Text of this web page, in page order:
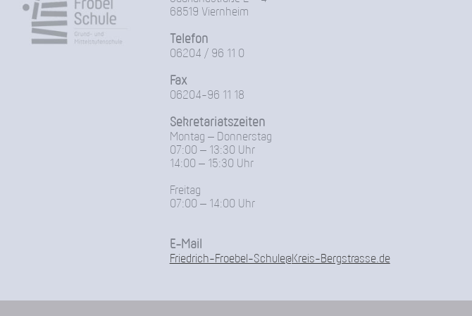
68519 Viernheim
Telefon
06204 / 96 11 0
Fax
06204-96 11 18
Sekretariatszeiten
Montag – Donnerstag
07:00 – 13:30 Uhr
14:00 – 15:30 Uhr
Freitag
07:00 – 14:00 Uhr
E-Mail
Friedrich-Froebel-Schule@Kreis-Bergstrasse.de